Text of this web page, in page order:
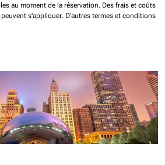
au moment de la réservation. Des frais et coûts
s'appliquer. D'autres termes et conditions